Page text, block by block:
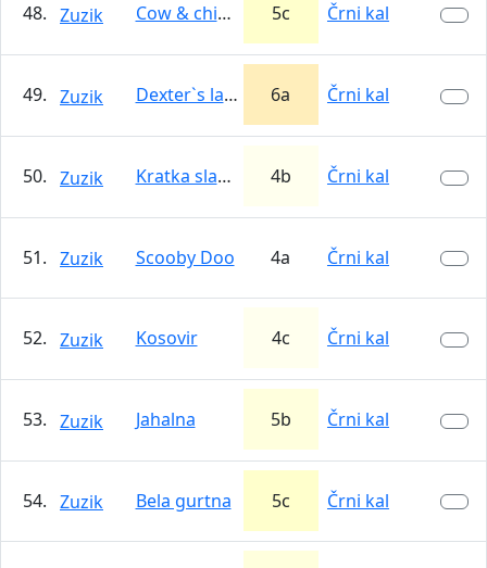
48. Zuzik Cow & chicken 5c Črni kal
49. Zuzik Dexter`s laboratory 6a Črni kal
50. Zuzik Kratka sladka 4b Črni kal
51. Zuzik Scooby Doo 4a Črni kal
52. Zuzik Kosovir 4c Črni kal
53. Zuzik Jahalna 5b Črni kal
54. Zuzik Bela gurtna 5c Črni kal